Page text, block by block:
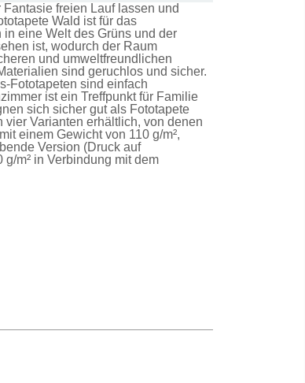
freien Lauf lassen und
Wald ist für das
eine Welt des Grüns und der
ist, wodurch der Raum
und umweltfreundlichen
sind geruchlos und sicher.
Fototapeten sind einfach
ist ein Treffpunkt für Familie
sich sicher gut als Fototapete
vier Varianten erhältlich, von denen
einem Gewicht von 110 g/m²,
Version (Druck auf
m² in Verbindung mit dem